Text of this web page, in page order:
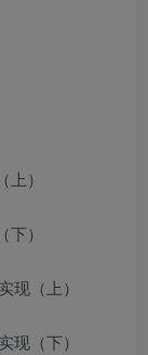
）
）
现（上）
现（下）